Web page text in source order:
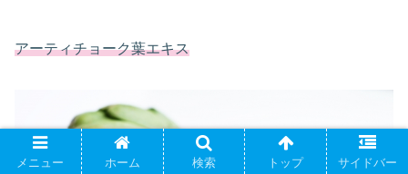
アーティチョーク葉エキス
メニュー ホーム 検索 トップ サイドバー